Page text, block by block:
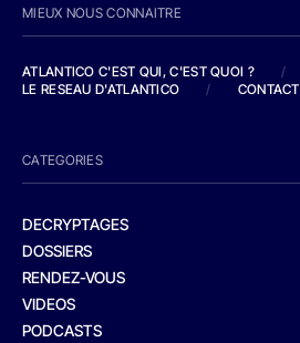
MIEUX NOUS CONNAITRE
ATLANTICO C'EST QUI, C'EST QUOI ?
/
LE RESEAU D'ATLANTICO
/ CONTACT
CATEGORIES
DECRYPTAGES
DOSSIERS
RENDEZ-VOUS
VIDEOS
PODCASTS